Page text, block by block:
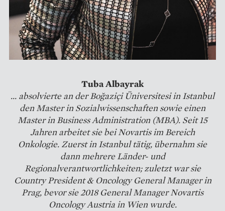
Tuba Albayrak
... absolvierte an der Boğaziçi Üniversitesi in Istanbul
den Master in Sozialwissenschaften sowie einen
Master in Business Administration (MBA). Seit 15
Jahren arbeitet sie bei Novartis im Bereich
Onkologie. Zuerst in Istanbul tätig, übernahm sie
dann mehrere Länder- und
Regionalverantwortlichkeiten; zuletzt war sie
Country President & Oncology General Manager in
Prag, bevor sie 2018 General Manager Novartis
Oncology Austria in Wien wurde.